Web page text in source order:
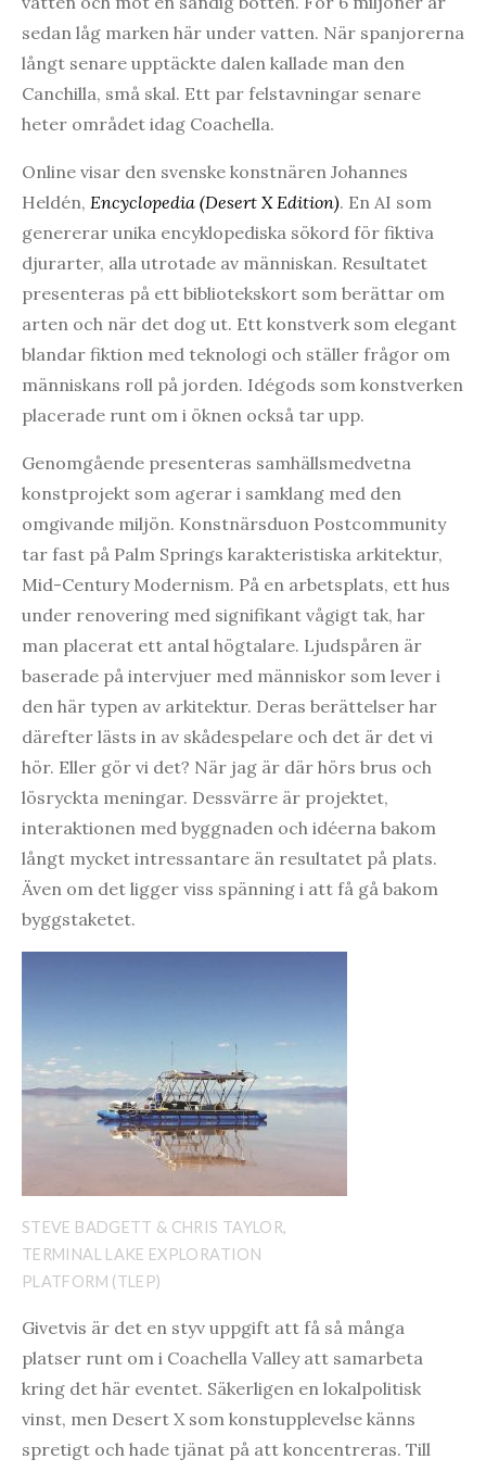
sedan låg marken här under vatten. När spanjorerna
långt senare upptäckte dalen kallade man den
Canchilla, små skal. Ett par felstavningar senare
heter området idag Coachella.
Online visar den svenske konstnären Johannes
Heldén, Encyclopedia (Desert X Edition). En AI som
genererar unika encyklopediska sökord för fiktiva
djurarter, alla utrotade av människan. Resultatet
presenteras på ett bibliotekskort som berättar om
arten och när det dog ut. Ett konstverk som elegant
blandar fiktion med teknologi och ställer frågor om
människans roll på jorden. Idégods som konstverken
placerade runt om i öknen också tar upp.
Genomgående presenteras samhällsmedvetna
konstprojekt som agerar i samklang med den
omgivande miljön. Konstnärsduon Postcommunity
tar fast på Palm Springs karakteristiska arkitektur,
Mid-Century Modernism. På en arbetsplats, ett hus
under renovering med signifikant vågigt tak, har
man placerat ett antal högtalare. Ljudspåren är
baserade på intervjuer med människor som lever i
den här typen av arkitektur. Deras berättelser har
därefter lästs in av skådespelare och det är det vi
hör. Eller gör vi det? När jag är där hörs brus och
lösryckta meningar. Dessvärre är projektet,
interaktionen med byggnaden och idéerna bakom
långt mycket intressantare än resultatet på plats.
Även om det ligger viss spänning i att få gå bakom
byggstaketet.
STEVE BADGETT & CHRIS TAYLOR,
TERMINAL LAKE EXPLORATION
PLATFORM (TLEP)
Givetvis är det en styv uppgift att få så många
platser runt om i Coachella Valley att samarbeta
kring det här eventet. Säkerligen en lokalpolitisk
vinst, men Desert X som konstupplevelse känns
spretigt och hade tjänat på att koncentreras. Till